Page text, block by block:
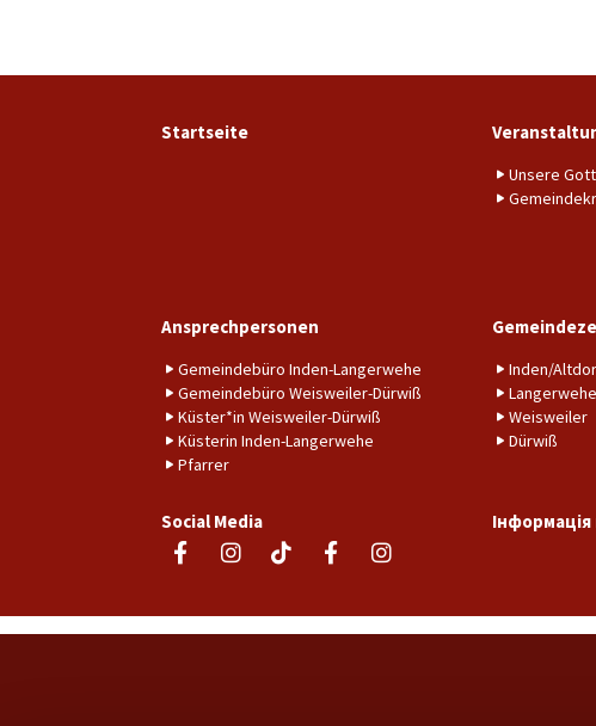
Startseite
Unsere
Ansprechpersonen
Gemeindebüro Inden-Langerwehe
Gemeindebüro Weisweiler-Dürwiß
Küster*in Weisweiler-Dürwiß
Küsterin Inden-Langerwehe
Pfarrer
Inden/
Langerwehe
Weisweiler
Dürwiß
Social Media Інформація